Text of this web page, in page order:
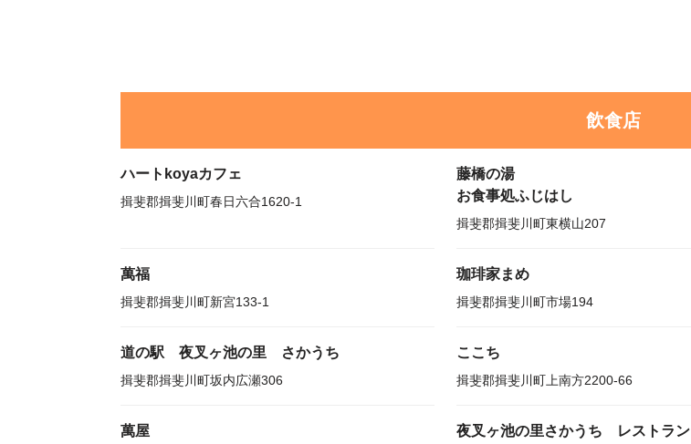
飲食店
ハートkoyaカフェ
揖斐郡揖斐川町春日六合1620-1
藤橋の湯
お食事処ふじはし
揖斐郡揖斐川町東横山207
萬福
揖斐郡揖斐川町新宮133-1
珈琲家まめ
揖斐郡揖斐川町市場194
道の駅 夜叉ヶ池の里 さかうち
揖斐郡揖斐川町坂内広瀬306
ここち
揖斐郡揖斐川町上南方2200-66
萬屋
夜叉ヶ池の里さかうち レストラン